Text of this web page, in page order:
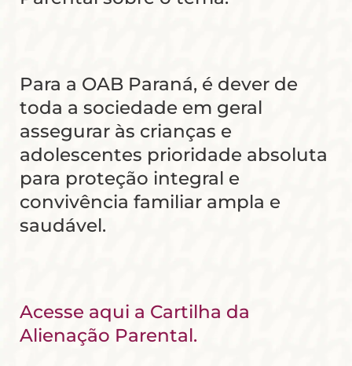
Para a OAB Paraná, é dever de
toda a sociedade em geral
assegurar às crianças e
adolescentes prioridade absoluta
para proteção integral e
convivência familiar ampla e
saudável.
Acesse aqui a Cartilha da
Alienação Parental.